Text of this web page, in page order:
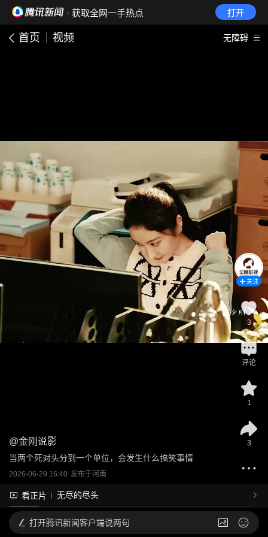
· 获取全网一手热点 打开
首页 视频 无障碍
@金刚说影
当两个死对头分到一个单位，会发生什么搞笑事情
2026-06-29 16:40 发布于河南
看正片 无尽的尽头
关注
3
评论
1
3
打开腾讯新闻客户端说两句